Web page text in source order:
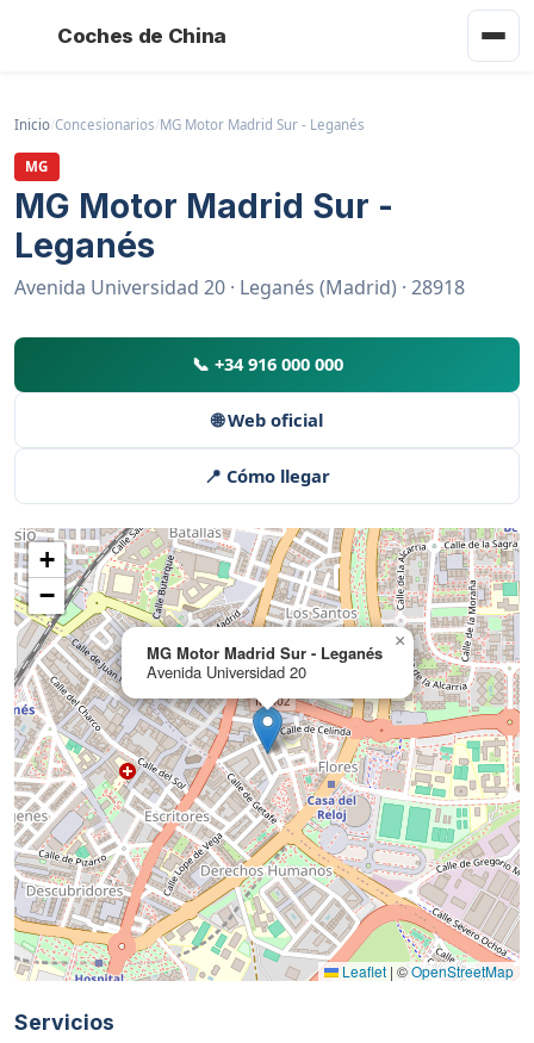
Coches de China
Inicio/Concesionarios/MG Motor Madrid Sur - Leganés
MG
MG Motor Madrid Sur -
Leganés
Avenida Universidad 20 · Leganés (Madrid) · 28918
📞 +34 916 000 000
🌐 Web oficial
📍 Cómo llegar
MG Motor Madrid Sur - Leganés
Avenida Universidad 20
×
+
−
Leaflet | ©OpenStreetMap
Servicios